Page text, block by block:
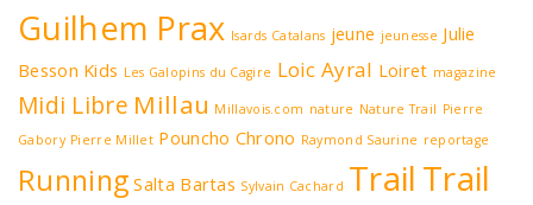
Guilhem Prax Isards Catalans jeune jeunesse Julie
Besson Kids Les Galopins du Cagire Loic Ayral Loiret magazine
Midi Libre Millau Millavois.com nature Nature Trail Pierre
Gabory Pierre Millet Pouncho Chrono Raymond Saurine reportage
Running Salta Bartas Sylvain Cachard Trail Trail